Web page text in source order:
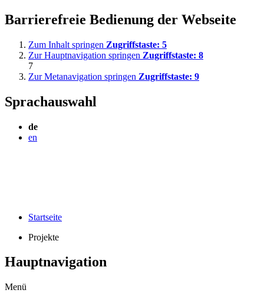
Barrierefreie Bedienung der Webseite
Zum Inhalt springen Zugriffstaste: 5
Zur Hauptnavigation springen Zugriffstaste: 8
7
Zur Metanavigation springen Zugriffstaste: 9
Sprachauswahl
de
en
Startseite
Projekte
Hauptnavigation
Menü